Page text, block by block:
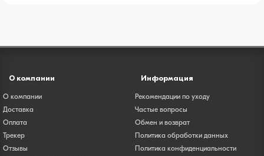
О компании
О компании
Доставка
Оплата
Трекер
Отзывы
Информация
Рекомендации по уходу
Частые вопросы
Обмен и возврат
Политика обработки данных
Политика конфиденциальности